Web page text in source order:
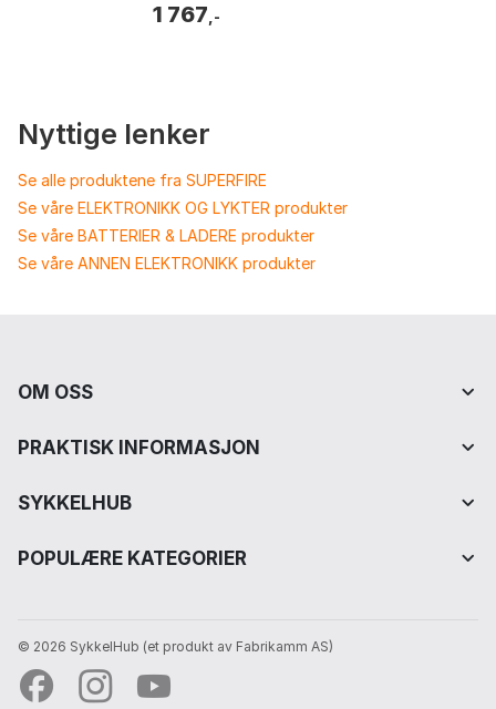
1 767 ,-
Nyttige lenker
Se alle produktene fra SUPERFIRE
Se våre ELEKTRONIKK OG LYKTER produkter
Se våre BATTERIER & LADERE produkter
Se våre ANNEN ELEKTRONIKK produkter
OM OSS
PRAKTISK INFORMASJON
SYKKELHUB
POPULÆRE KATEGORIER
© 2026 SykkelHub️ (et produkt av Fabrikamm AS)